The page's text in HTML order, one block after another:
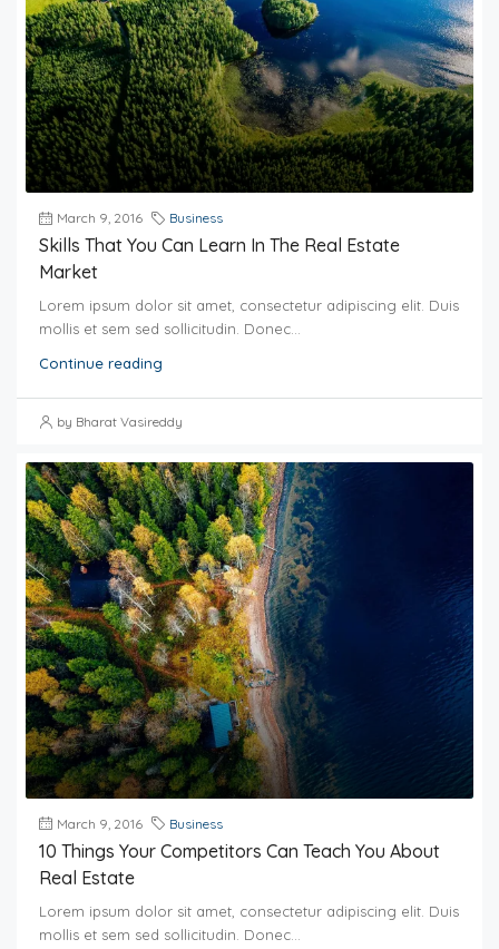
March 9, 2016 Business
Skills That You Can Learn In The Real Estate
Market
Lorem ipsum dolor sit amet, consectetur adipiscing elit. Duis
mollis et sem sed sollicitudin. Donec...
Continue reading
by Bharat Vasireddy
March 9, 2016 Business
10 Things Your Competitors Can Teach You About
Real Estate
Lorem ipsum dolor sit amet, consectetur adipiscing elit. Duis
mollis et sem sed sollicitudin. Donec...